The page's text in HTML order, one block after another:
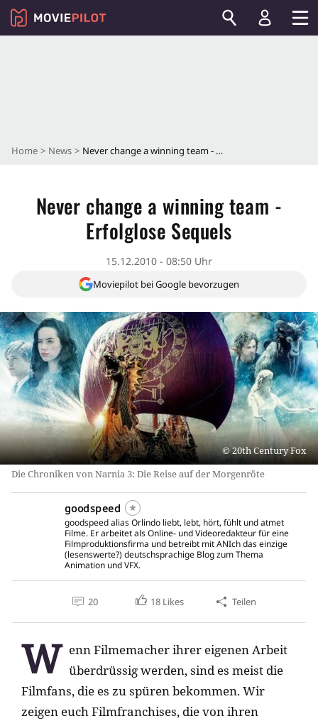
Home News Never change a winning team - Erfolglose Sequels
Never change a winning team -
Erfolglose Sequels
15.12.2010 - 08:50 Uhr
Moviepilot bei Google bevorzugen
20th Century Fox
Die Chroniken von Narnia 3: Die Reise auf der Morgenröte
goodspeed
goodspeed alias Orlindo liebt, lebt, hört, fühlt und atmet
Filme. Er arbeitet als Online- und Videoredakteur für eine
Filmproduktionsfirma und betreibt mit ANIch das einzige
(lesenswerte?) deutschsprachige Blog zum Thema
Animation und VFX.
20 18 Likes Teilen
W enn Filmemacher ihrer eigenen Arbeit
überdrüssig werden, sind es meist die
Filmfans, die es zu spüren bekommen. Wir
zeigen euch Filmfranchises, die von ihren